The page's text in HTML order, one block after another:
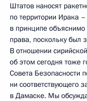
Штатов наносят
по территории Ирака
в принципе
права, поскольку был
В отношении
об этом сегодня тоже
Совета Безопасности
ни соответствующего
в Дамаске. Мы